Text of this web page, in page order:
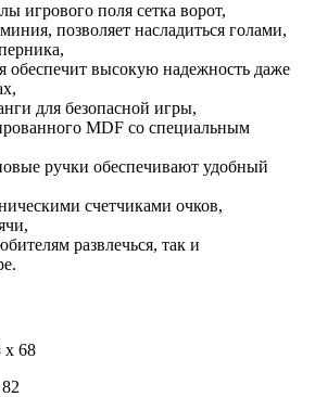
игрового поля сетка ворот,
позволяет насладиться голами,
обеспечит высокую надежность даже
для безопасной игры,
MDF со специальным
ручки обеспечивают удобный
счетчиками очков,
развлечься, так и
x 68